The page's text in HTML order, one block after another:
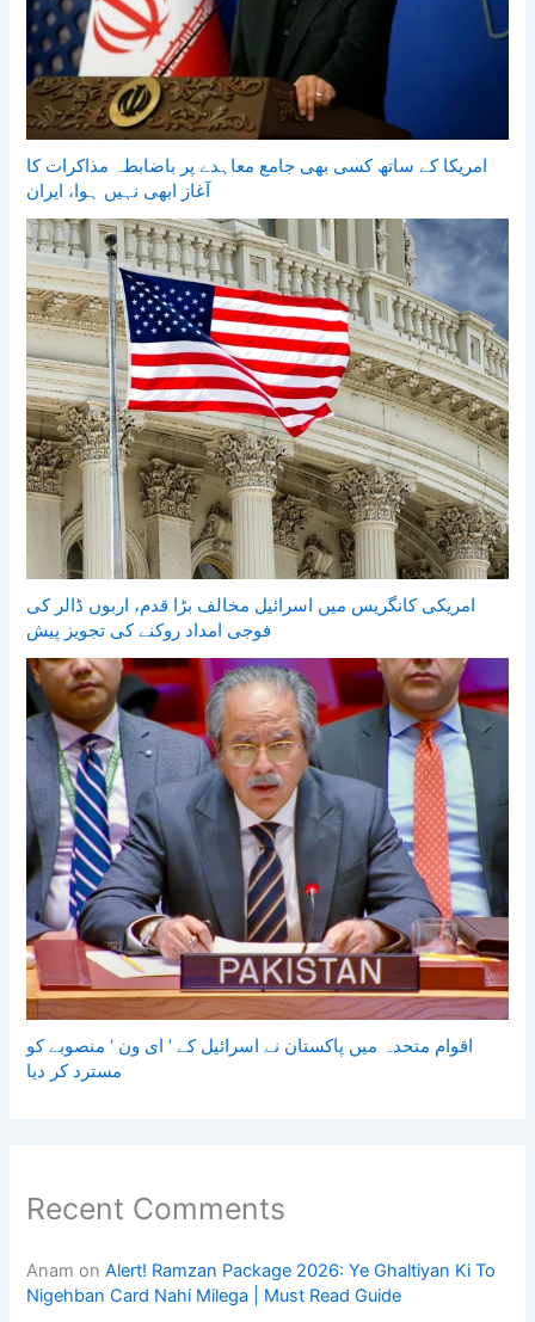
امریکا کے ساتھ کسی بھی جامع معاہدے پر باضابطہ مذاکرات کا
آغاز ابھی نہیں ہوا، ایران
امریکی کانگریس میں اسرائیل مخالف بڑا قدم، اربوں ڈالر کی
فوجی امداد روکنے کی تجویز پیش
اقوام متحدہ میں پاکستان نے اسرائیل کے ’ ای ون ‘ منصوبے کو
مسترد کر دیا
Recent Comments
Anam onAlert! Ramzan Package 2026: Ye Ghaltiyan Ki To
Nigehban Card Nahi Milega | Must Read Guide